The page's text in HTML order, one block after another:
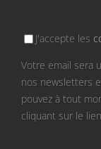
J'accepte les
Votre email sera
nos newsletters
pouvez à tout
cliquant sur le